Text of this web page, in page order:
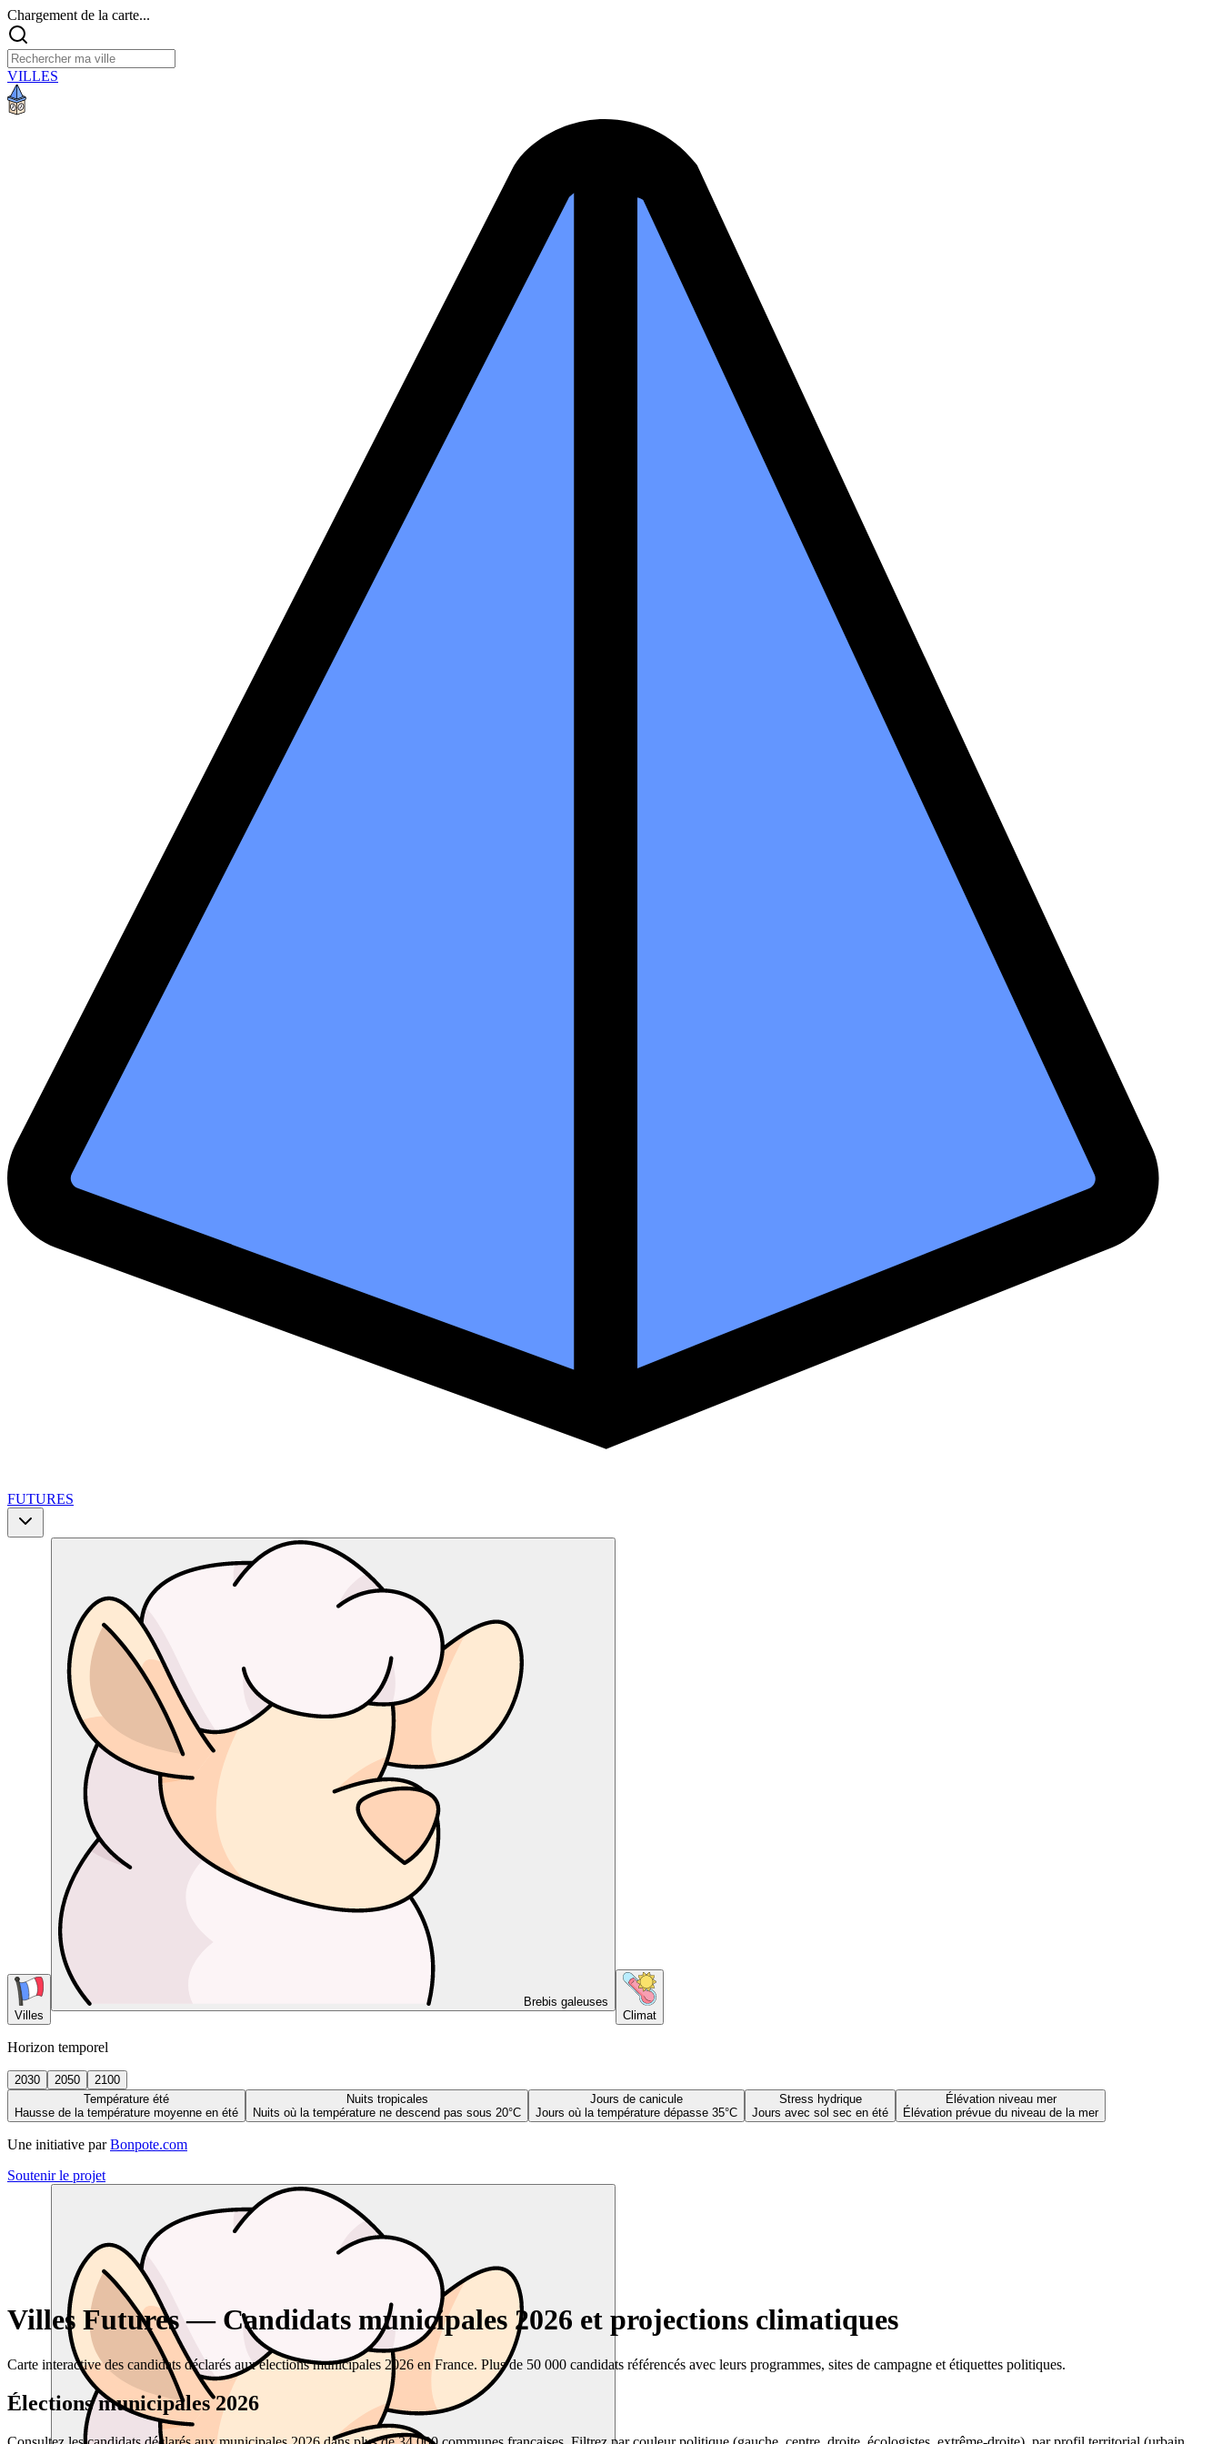
Chargement de la carte...
VILLES
FUTURES
Villes
Brebis galeuses
Climat
Horizon temporel
2030 2050
2100
Température été
Hausse de la température moyenne en été
Nuits tropicales
Nuits où la température ne descend pas sous 20°C
Jours de canicule
Jours où la température dépasse 35°C
Stress hydrique
Jours avec sol sec en été
Élévation niveau mer
Élévation prévue du niveau de la mer
Une initiative par Bonpote.com
Soutenir le projet
Villes Futures — Candidats municipales 2026 et projections climatiques
Carte interactive des candidats déclarés aux élections municipales 2026 en France. Plus de 50 000 candidats référencés avec leurs programmes, sites de campagne et étiquettes politiques.
Élections municipales 2026